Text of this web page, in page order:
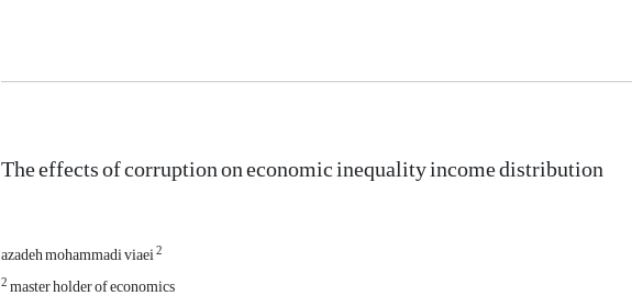
The effects of corruption on economic inequality income distribution
azadeh mohammadi viaei2
2master holder of economics